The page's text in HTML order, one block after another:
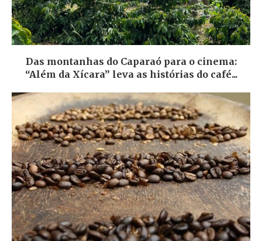
Das montanhas do Caparaó para o cinema:
“Além da Xícara” leva as histórias do café...